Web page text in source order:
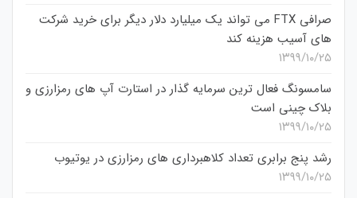
صرافی FTX می تواند یک میلیارد دلار دیگر برای خرید شرکت
های آسیب هزینه کند
۱۳۹۹/۱۰/۲۵
سامسونگ فعال‌ ترین سرمایه‌ گذار در استارت‌ آپ‌ های رمزارزی و
بلاک چینی است
۱۳۹۹/۱۰/۲۵
رشد پنج برابری تعداد کلاهبرداری های رمزارزی در یوتیوب
۱۳۹۹/۱۰/۲۵